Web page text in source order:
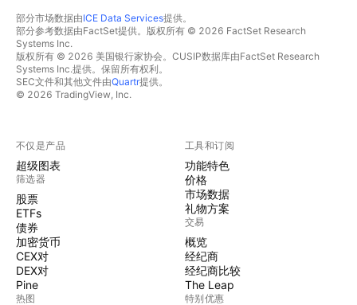
部分市场数据由ICE Data Services提供。
部分参考数据由FactSet提供。版权所有 © 2026 FactSet Research
Systems Inc.
版权所有 © 2026 美国银行家协会。CUSIP数据库由FactSet Research
Systems Inc.提供。保留所有权利。
SEC文件和其他文件由Quartr提供。
© 2026 TradingView, Inc.
不仅是产品
超级图表
筛选器
股票
ETFs
债券
加密货币
CEX对
DEX对
Pine
热图
工具和订阅
功能特色
价格
市场数据
礼物方案
交易
概览
经纪商
经纪商比较
The Leap
特别优惠